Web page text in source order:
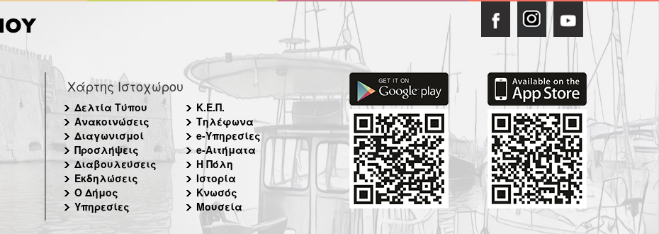
Χάρτης Ιστοχώρου
Δελτία Τύπου
Ανακοινώσεις
Διαγωνισμοί
Προσλήψεις
Διαβουλεύσεις
Εκδηλώσεις
Ο Δήμος
Υπηρεσίες
Κ.Ε.Π.
Τηλέφωνα
e-Υπηρεσίες
e-Αιτήματα
Η Πόλη
Ιστορία
Κνωσός
Μουσεία